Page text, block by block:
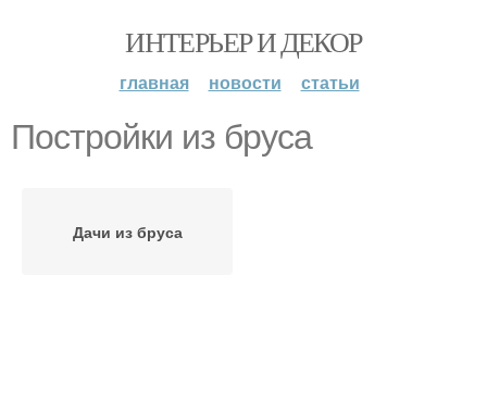
ИНТЕРЬЕР И ДЕКОР
главная новости статьи
Постройки из бруса
Дачи из бруса